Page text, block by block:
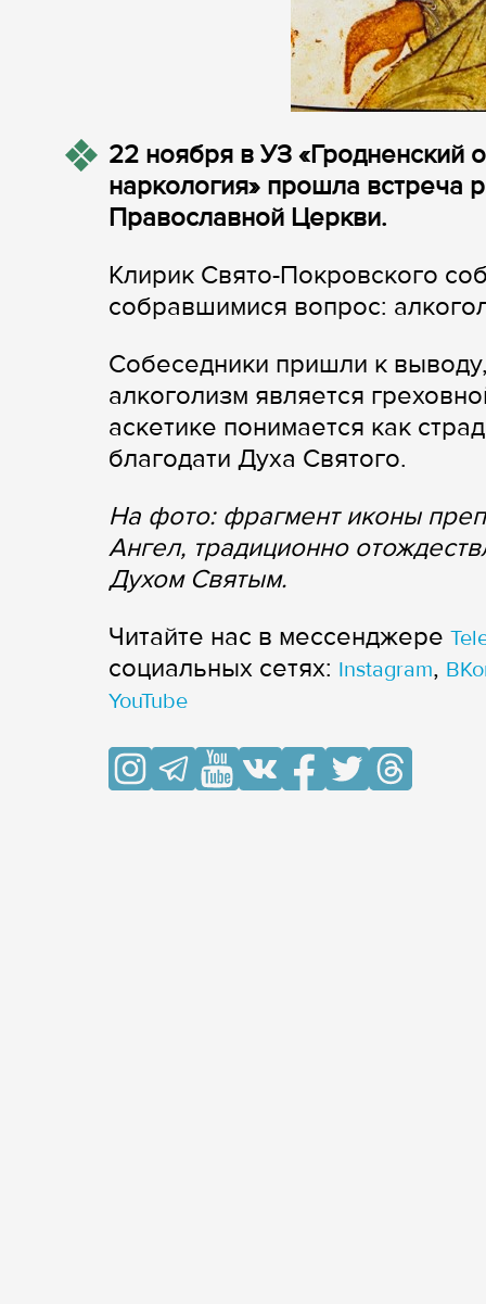
22 ноября в УЗ «Гродненский
наркология» прошла встреча
Православной Церкви.
Клирик Свято-Покровского
собравшимися вопрос:
Собеседники пришли к
алкоголизм является
аскетике понимается как
благодати Духа Святого.
На фото: фрагмент иконы
Ангел, традиционно
Духом Святым.
Читайте нас в мессенджере
cоциальных сетях: Instagram,
YouTube